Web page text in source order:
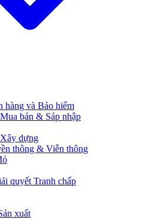
hàng và Bảo hiểm
bán & Sáp nhập
dựng
thông & Viễn thông
quyết Tranh chấp
xuất